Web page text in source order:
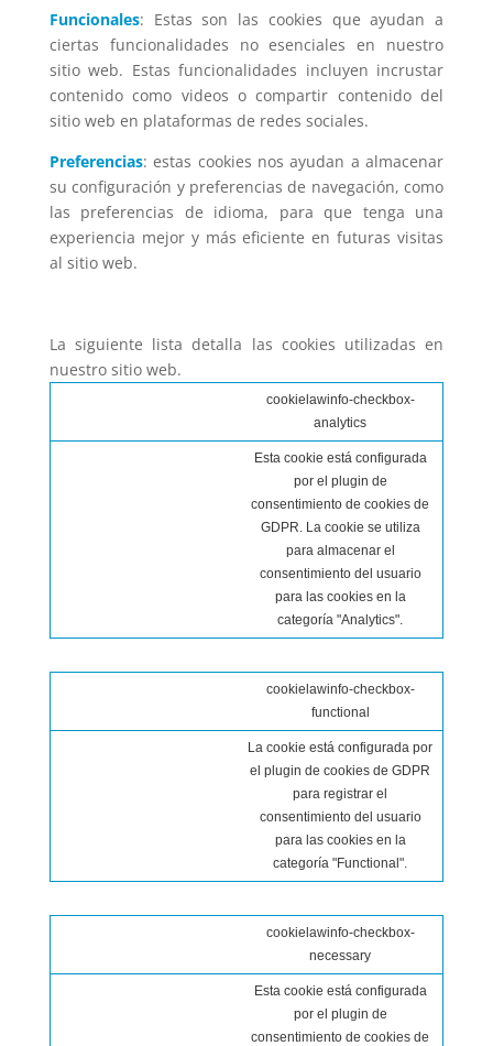
Funcionales: Estas son las cookies que ayudan a
ciertas funcionalidades no esenciales en nuestro
sitio web. Estas funcionalidades incluyen incrustar
contenido como videos o compartir contenido del
sitio web en plataformas de redes sociales.
Preferencias: estas cookies nos ayudan a almacenar
su configuración y preferencias de navegación, como
las preferencias de idioma, para que tenga una
experiencia mejor y más eficiente en futuras visitas
al sitio web.
La siguiente lista detalla las cookies utilizadas en
nuestro sitio web.
cookielawinfo-checkbox-
analytics
Esta cookie está configurada
por el plugin de
consentimiento de cookies de
GDPR. La cookie se utiliza
para almacenar el
consentimiento del usuario
para las cookies en la
categoría "Analytics".
cookielawinfo-checkbox-
functional
La cookie está configurada por
el plugin de cookies de GDPR
para registrar el
consentimiento del usuario
para las cookies en la
categoría "Functional".
cookielawinfo-checkbox-
necessary
Esta cookie está configurada
por el plugin de
consentimiento de cookies de